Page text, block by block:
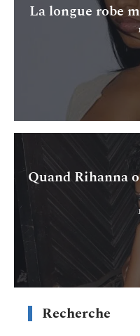
La longue robe
Quand Rihanna
Recherche